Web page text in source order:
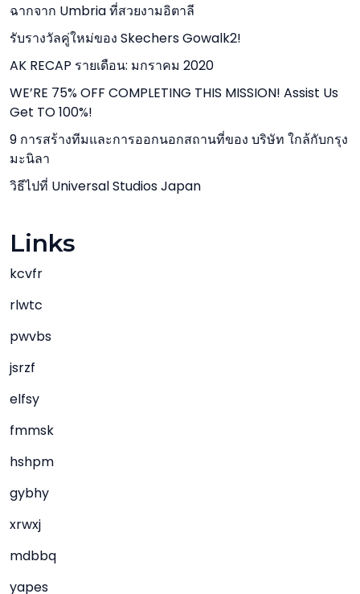
ฉากจาก Umbria ที่สวยงามอิตาลี
รับรางวัลคู่ใหม่ของ Skechers Gowalk2!
AK RECAP รายเดือน: มกราคม 2020
WE’RE 75% OFF COMPLETING THIS MISSION! Assist Us
Get TO 100%!
9 การสร้างทีมและการออกนอกสถานที่ของ บริษัท ใกล้กับกรุง
มะนิลา
วิธีไปที่ Universal Studios Japan
Links
kcvfr
rlwtc
pwvbs
jsrzf
elfsy
fmmsk
hshpm
gybhy
xrwxj
mdbbq
yapes